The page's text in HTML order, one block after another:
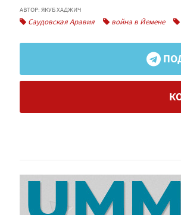
АВТОР: ЯКУБ ХАДЖИЧ
Саудовская Аравия война в Йемене